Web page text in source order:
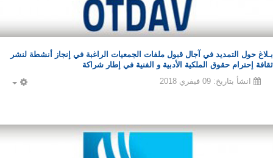
بـلاغ حول التمديد في آجال قبول ملفات الجمعيات الراغبة في إنجاز أنشطة لنشر
ثقافة إحترام حقوق الملكية الأدبية و الفنية في إطار شراكة
انشأ بتاريخ: 09 فيفري 2018